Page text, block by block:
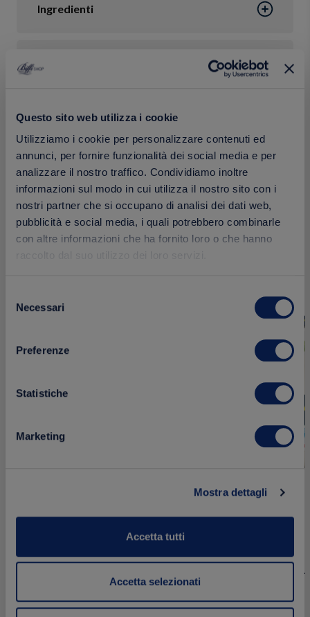
Questo sito web utilizza i cookie
Utilizziamo i cookie per personalizzare contenuti ed
annunci, per fornire funzionalità dei social media e per
analizzare il nostro traffico. Condividiamo inoltre
informazioni sul modo in cui utilizza il nostro sito con i
nostri partner che si occupano di analisi dei dati web,
pubblicità e social media, i quali potrebbero combinarle
con altre informazioni che ha fornito loro o che hanno
delNecessari
Preferenze
Statistiche
Marketing
Mostra dettagli
Accetta tutti
Accetta selezionati
Ingredienti
Confezione
Calorie
Prodotti correlati
Acquista